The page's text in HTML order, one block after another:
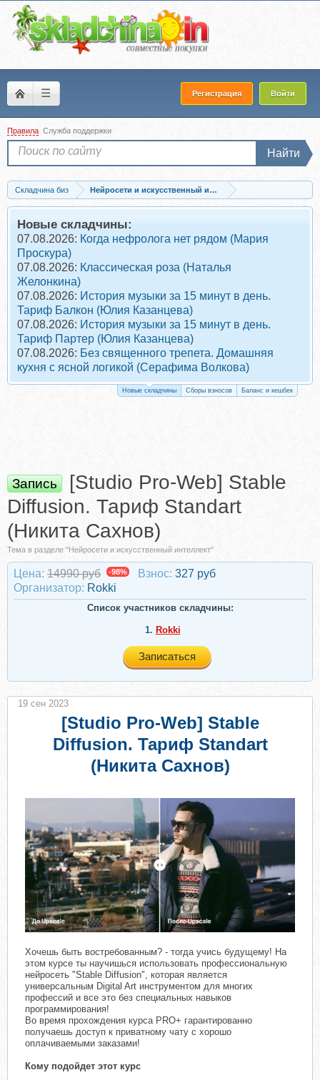
☰ Регистрация Войти
Правила Служба поддержки
Найти
Складчина биз
Нейросети и искусственный интеллект
Запись [Studio Pro-Web] Stable Diffusion. Тариф Standart (Никита Сахнов)
Новые складчины:
07.08.2026: Когда нефролога нет рядом (Мария
Проскура)
07.08.2026: Классическая роза (Наталья
Желонкина)
07.08.2026: История музыки за 15 минут в день.
Тариф Балкон (Юлия Казанцева)
07.08.2026: История музыки за 15 минут в день.
Тариф Партер (Юлия Казанцева)
07.08.2026: Без священного трепета. Домашняя
кухня с ясной логикой (Серафима Волкова)
Новые складчины Сборы взносов Баланс и кешбек
Запись
[Studio Pro-Web] Stable
Diffusion. Тариф Standart
(Никита Сахнов)
Тема в разделе "Нейросети и искусственный интеллект"
Цена: 14990 руб -98% Взнос: 327 руб
Организатор: Rokki
Список участников складчины:
1. Rokki
Записаться
[Studio Pro-Web] Stable
Diffusion. Тариф Standart
(Никита Сахнов)
Хочешь быть востребованным? - тогда учись будущему! На
этом курсе ты научишься использовать профессиональную
нейросеть "Stable Diffusion", которая является
универсальным Digital Art инструментом для многих
профессий и все это без специальных навыков
программирования!
Во время прохождения курса PRO+ гарантированно
получаешь доступ к приватному чату с хорошо
оплачиваемыми заказами!
Кому подойдет этот курс
19 сен 2023